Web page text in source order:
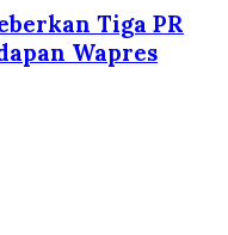
Tiga PR
Wapres